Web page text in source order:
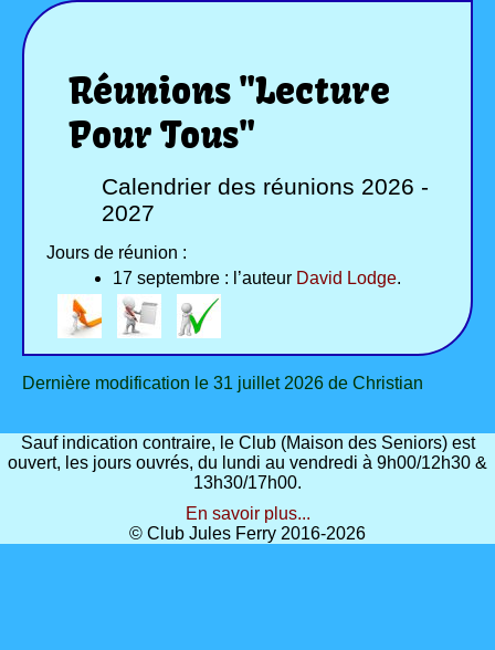
Réunions "Lecture
Pour Tous"
Calendrier des réunions 2026 -
2027
Jours de réunion :
17 septembre : l’auteur David Lodge.
Dernière modification le 31 juillet 2026 de Christian
Sauf indication contraire, le Club (Maison des Seniors) est
ouvert, les jours ouvrés, du lundi au vendredi à 9h00/12h30 &
13h30/17h00.
En savoir plus...
© Club Jules Ferry 2016-2026